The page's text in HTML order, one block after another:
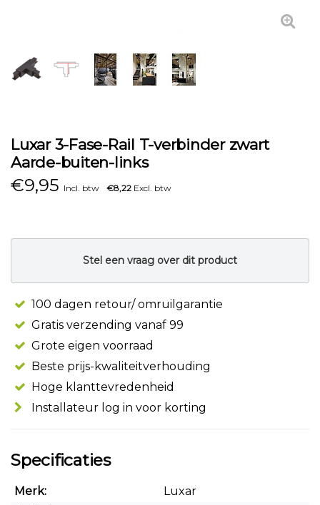
Luxar 3-Fase-Rail T-verbinder zwart
Aarde-buiten-links
€9,95 Incl. btw €8,22 Excl. btw
Stel een vraag over dit product
100 dagen retour/ omruilgarantie
Gratis verzending vanaf 99
Grote eigen voorraad
Beste prijs-kwaliteitverhouding
Hoge klanttevredenheid
Installateur log in voor korting
Specificaties
Merk:
Luxar